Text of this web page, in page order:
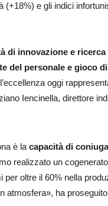
(+18%) e gli indici
di innovazione e
del personale e gioco
oggi
Iencinella, direttore
è la capacità di
realizzato un
oltre il 60% nella
atmosfera», ha